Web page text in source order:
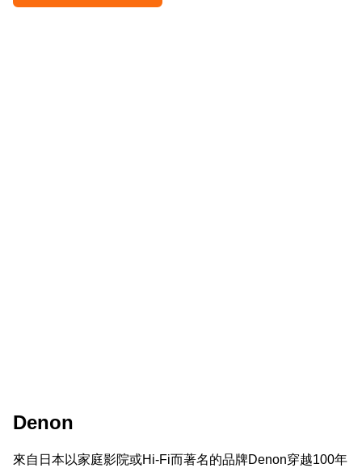
Denon
來自日本以家庭影院或Hi-Fi而著名的品牌Denon穿越100年